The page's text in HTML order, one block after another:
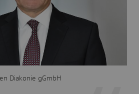
Diakonie gGmbH